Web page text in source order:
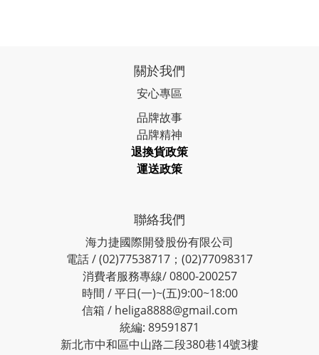
關於我們
安心專區
品牌故事
品牌精神
退換貨政策
運送政策
聯絡我們
海力捷國際開發股份有限公司
電話 / (02)77538717；(02)77098317
消費者服務專線/ 0800-200257
時間 / 平日(一)~(五)9:00~18:00
信箱 / heliga8888@gmail.com
統編: 89591871
新北市中和區中山路二段380巷14號3樓